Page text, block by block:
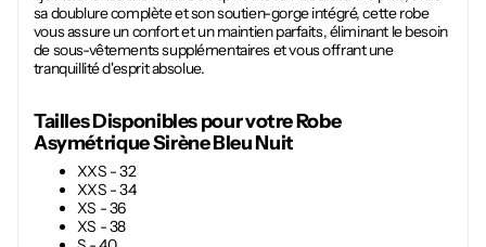
sa doublure complète et son soutien-gorge intégré, cette robe
vous assure un confort et un maintien parfaits, éliminant le besoin
de sous-vêtements supplémentaires et vous offrant une
tranquillité d'esprit absolue.
Tailles Disponibles pour votreRobe
Asymétrique Sirène Bleu Nuit
XXS - 32
XXS - 34
XS - 36
XS - 38